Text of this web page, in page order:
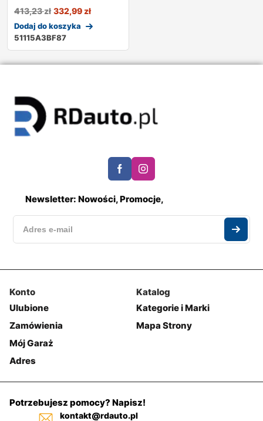
413,23zł 332,99zł
Dodaj do koszyka
51115A3BF87
Newsletter: Nowości, Promocje,
Konto
Ulubione
Zamówienia
Mój Garaż
Adres
Katalog
Kategorie i Marki
Mapa Strony
Potrzebujesz pomocy? Napisz!
kontakt@rdauto.pl